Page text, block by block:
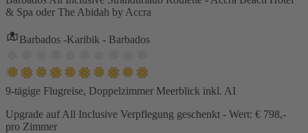
& Spa oder The Abidah by Accra
Barbados -Karibik - Barbados
9-tägige Flugreise, Doppelzimmer Meerblick inkl. AI
Upgrade auf All Inclusive Verpflegung geschenkt - Wert: € 798,-
pro Zimmer